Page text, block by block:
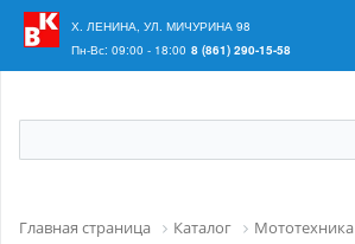
Ваш регион:
Х. ЛЕНИНА, УЛ. МИЧУРИНА 98
Пн-Вс: 09:00 - 18:00 8 (861) 290-15-58
Главная страница Каталог
Мототехника